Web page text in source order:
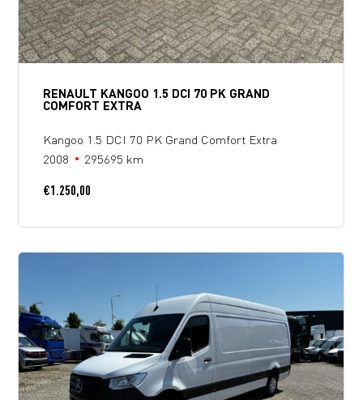
RENAULT KANGOO 1.5 DCI 70 PK GRAND
COMFORT EXTRA
Kangoo 1.5 DCI 70 PK Grand Comfort Extra
2008
295695 km
€1.250,00